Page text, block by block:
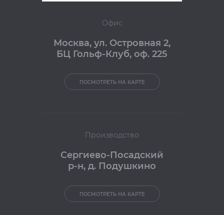
Офис
Москва, ул. Островная 2,
БЦ Гольф-Клуб, оф. 225
ПОСМОТРЕТЬ НА КАРТЕ
Производство
Сергиево-Посадский
р-н, д. Подушкино
ПОСМОТРЕТЬ НА КАРТЕ